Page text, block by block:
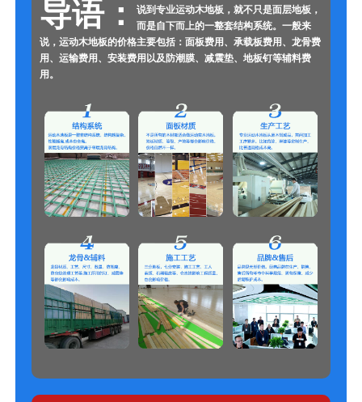
导语：
说到专业运动木地板，就不只是面层地板，
而是自下而上的一整套结构系统。一般来
说，运动木地板的价格主要包括：面板费用、承载板费用、龙骨费
用、运输费用、安装费用以及防潮膜、减震垫、地板钉等辅料费
用。